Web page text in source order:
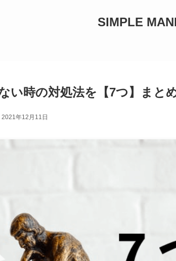
SIMPLE
い時の対処法を【7つ】まと
2021年12月11日